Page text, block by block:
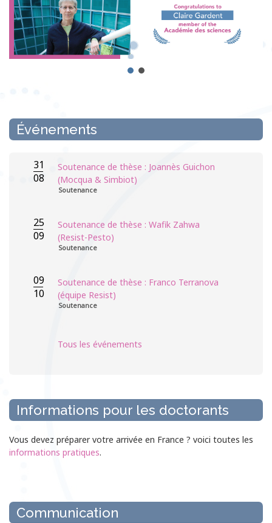
Événements
31
08
Soutenance de thèse : Joannès Guichon
(Mocqua & Simbiot)
Soutenance
25
09
Soutenance de thèse : Wafik Zahwa
(Resist-Pesto)
Soutenance
09
10
Soutenance de thèse : Franco Terranova
(équipe Resist)
Soutenance
Tous les événements
Informations pour les doctorants
Vous devez préparer votre arrivée en France ? voici toutes les
informations pratiques.
Communication